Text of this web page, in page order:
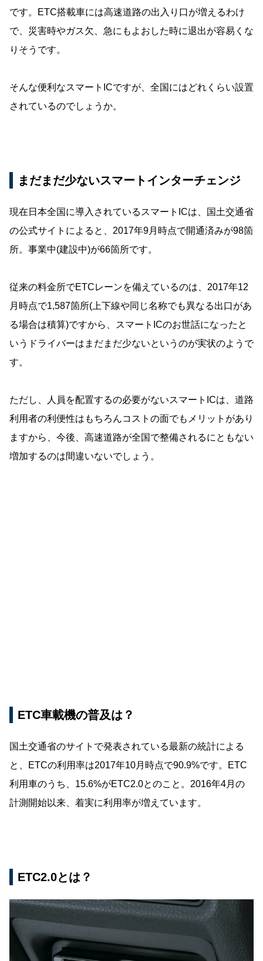
です。ETC搭載車には高速道路の出入り口が増えるわけ
で、災害時やガス欠、急にもよおした時に退出が容易くな
りそうです。
そんな便利なスマートICですが、全国にはどれくらい設置
されているのでしょうか。
まだまだ少ないスマートインターチェンジ
現在日本全国に導入されているスマートICは、国土交通省
の公式サイトによると、2017年9月時点で開通済みが98箇
所。事業中(建設中)が66箇所です。
従来の料金所でETCレーンを備えているのは、2017年12
月時点で1,587箇所(上下線や同じ名称でも異なる出口があ
る場合は積算)ですから、スマートICのお世話になったと
いうドライバーはまだまだ少ないというのが実状のようで
す。
ただし、人員を配置するの必要がないスマートICは、道路
利用者の利便性はもちろんコストの面でもメリットがあり
ますから、今後、高速道路が全国で整備されるにともない
増加するのは間違いないでしょう。
ETC車載機の普及は？
国土交通省のサイトで発表されている最新の統計による
と、ETCの利用率は2017年10月時点で90.9%です。ETC
利用車のうち、15.6%がETC2.0とのこと。2016年4月の
計測開始以来、着実に利用率が増えています。
ETC2.0とは？